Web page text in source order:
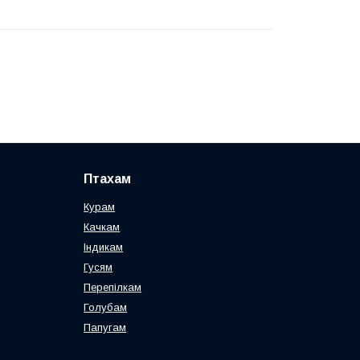
Птахам
Курам
Качкам
Індикам
Гусям
Перепілкам
Голубам
Папугам